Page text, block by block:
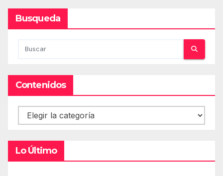
Busqueda
Contenidos
Contenidos
Lo Último